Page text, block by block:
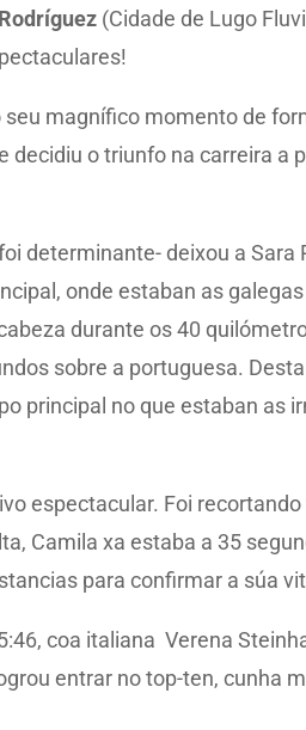
(Cidade de Lugo
magnífico momento de
o triunfo na carreira
determinante- deixou a
onde estaban as
durante os 40
sobre a portuguesa.
principal no que estaban as
espectacular. Foi
Camila xa estaba a 35
para confirmar a súa
coa italiana Verena
entrar no top-ten, cunha